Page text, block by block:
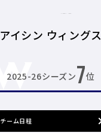
アイシン ウィングス
2025-26シーズン7位
チーム日程